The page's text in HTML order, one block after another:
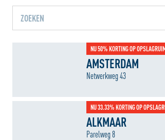
Schakel jouw
NU 50% KORTING OP
AMSTERDAM
Netwerkweg 43
NU 33.33% KORTING OP
ALKMAAR
Parelweg 8